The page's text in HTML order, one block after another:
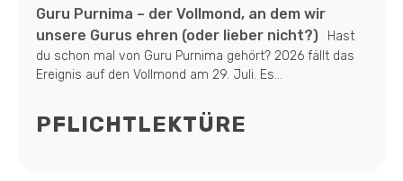
Guru Purnima – der Vollmond, an dem wir
unsere Gurus ehren (oder lieber nicht?)
Hast
du schon mal von Guru Purnima gehört? 2026 fällt das
Ereignis auf den Vollmond am 29. Juli. Es...
PFLICHTLEKTÜRE